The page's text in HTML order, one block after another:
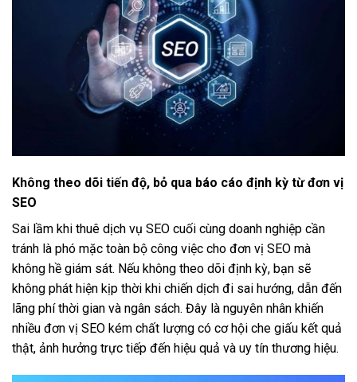
Không theo dõi tiến độ, bỏ qua báo cáo định kỳ từ đơn vị
SEO
Sai lầm khi thuê dịch vụ SEO cuối cùng doanh nghiệp cần
tránh là phó mặc toàn bộ công việc cho đơn vị SEO mà
không hề giám sát. Nếu không theo dõi định kỳ, bạn sẽ
không phát hiện kịp thời khi chiến dịch đi sai hướng, dẫn đến
lãng phí thời gian và ngân sách. Đây là nguyên nhân khiến
nhiều đơn vị SEO kém chất lượng có cơ hội che giấu kết quả
thật, ảnh hưởng trực tiếp đến hiệu quả và uy tín thương hiệu.